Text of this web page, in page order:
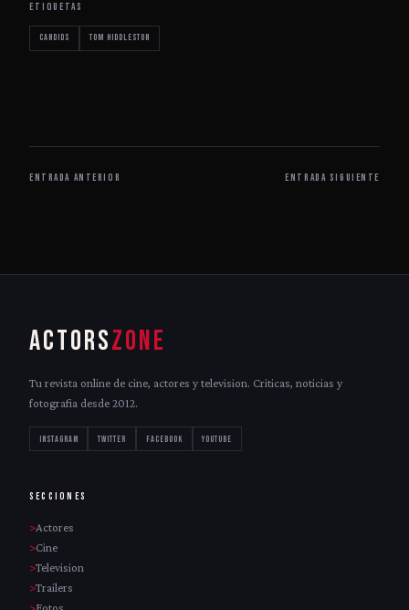
ETIQUETAS
Candids Tom Hiddleston
ENTRADA ANTERIOR ENTRADA SIGUIENTE
ACTORSZONE
Tu revista online de cine, actores y television. Criticas, noticias y
fotografia desde 2012.
INSTAGRAM TWITTER FACEBOOK YOUTUBE
SECCIONES
Actores
Cine
Television
Trailers